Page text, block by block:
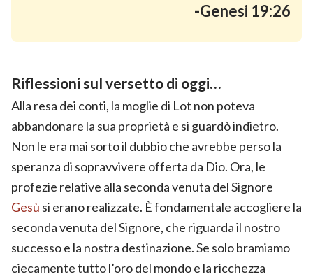
-Genesi 19:26
Riflessioni sul versetto di oggi…
Alla resa dei conti, la moglie di Lot non poteva
abbandonare la sua proprietà e si guardò indietro.
Non le era mai sorto il dubbio che avrebbe perso la
speranza di sopravvivere offerta da Dio. Ora, le
profezie relative alla seconda venuta del Signore
Gesù si erano realizzate. È fondamentale accogliere la
seconda venuta del Signore, che riguarda il nostro
successo e la nostra destinazione. Se solo bramiamo
ciecamente tutto l’oro del mondo e la ricchezza